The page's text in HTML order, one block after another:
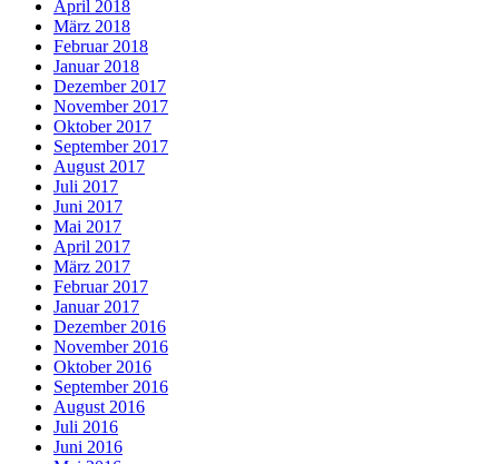
April 2018
März 2018
Februar 2018
Januar 2018
Dezember 2017
November 2017
Oktober 2017
September 2017
August 2017
Juli 2017
Juni 2017
Mai 2017
April 2017
März 2017
Februar 2017
Januar 2017
Dezember 2016
November 2016
Oktober 2016
September 2016
August 2016
Juli 2016
Juni 2016